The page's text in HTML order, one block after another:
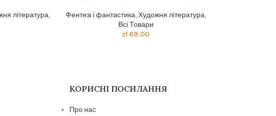
література,
Фентезі і фантастика,Художня література,
Всі Товари
zł 69.00
КОРИСНІ ПОСИЛАННЯ
Про нас